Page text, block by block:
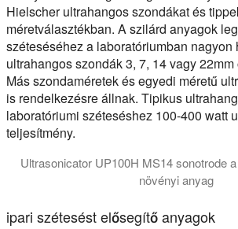
Hielscher ultrahangos szondákat és
méretválasztékban. A szilárd anyagok
széteséséhez a laboratóriumban nagyon
ultrahangos szondák 3, 7, 14 vagy
Más szondaméretek és egyedi méretű
is rendelkezésre állnak. Tipikus
laboratóriumi széteséshez 100-400 watt
teljesítmény.
Ultrasonicator UP100H MS14 sonotrode
növényi anyag
ipari szétesést elősegítő anyagok